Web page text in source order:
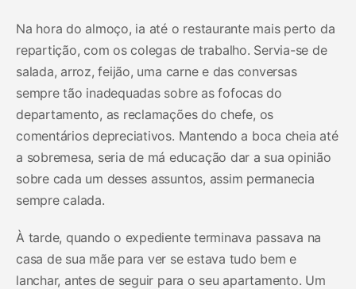
Na hora do almoço, ia até o restaurante mais perto da
repartição, com os colegas de trabalho. Servia-se de
salada, arroz, feijão, uma carne e das conversas
sempre tão inadequadas sobre as fofocas do
departamento, as reclamações do chefe, os
comentários depreciativos. Mantendo a boca cheia até
a sobremesa, seria de má educação dar a sua opinião
sobre cada um desses assuntos, assim permanecia
sempre calada.
À tarde, quando o expediente terminava passava na
casa de sua mãe para ver se estava tudo bem e
lanchar, antes de seguir para o seu apartamento. Um